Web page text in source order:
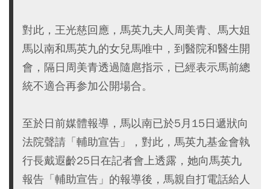
對此，王光慈回應，馬英九夫人周美青、馬大姐
馬以南和馬英九的女兒馬唯中，到醫院和醫生開
會，隔日周美青透過隨扈指示，已經表示馬前總
統不適合再参加公開場合。
至於日前媒體報導，馬以南已於5月15日遞狀向
法院聲請「輔助宣告」，對此，馬英九基金會執
行長戴遐齡25日在記者會上透露，她向馬英九
報告「輔助宣告」的報導後，馬親自打電話給人